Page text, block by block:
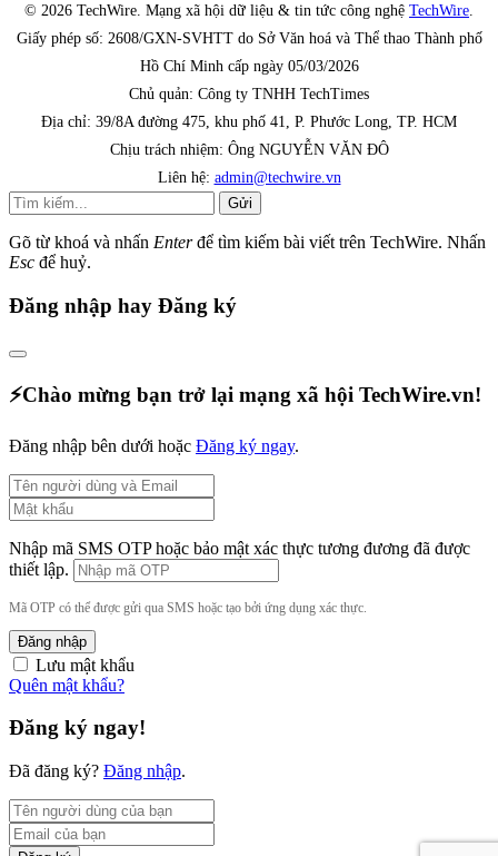
© 2026 TechWire. Mạng xã hội dữ liệu & tin tức công nghệ TechWire
Giấy phép số: 2608/GXN-SVHTT do Sở Văn hoá và Thể thao Thành phố
Hồ Chí Minh cấp ngày 05/03/2026
Chủ quản: Công ty TNHH TechTimes
Địa chỉ: 39/8A đường 475, khu phố 41, P. Phước Long, TP. HCM
Chịu trách nhiệm: Ông NGUYỄN VĂN ĐÔ
Liên hệ: admin@techwire.vn
Gửi
Gõ từ khoá và nhấn Enterđể tìm kiếm bài viết trên TechWire. Nhấn
Esc để huỷ.
Đăng nhập hay Đăng ký
⚡️Chào mừng bạn trở lại mạng xã hội TechWire.vn!
Đăng nhập bên dưới hoặc Đăng ký ngay.
Nhập mã SMS OTP hoặc bảo mật xác thực tương đương đã được
thiết lập.
Mã OTP có thể được gửi qua SMS hoặc tạo bởi ứng dụng xác thực.
Đăng nhập
Lưu mật khẩu
Quên mật khẩu?
Đăng ký ngay!
Đã đăng ký? Đăng nhập.